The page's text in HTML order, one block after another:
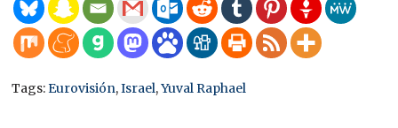
Tags:Eurovisión,Israel,Yuval Raphael